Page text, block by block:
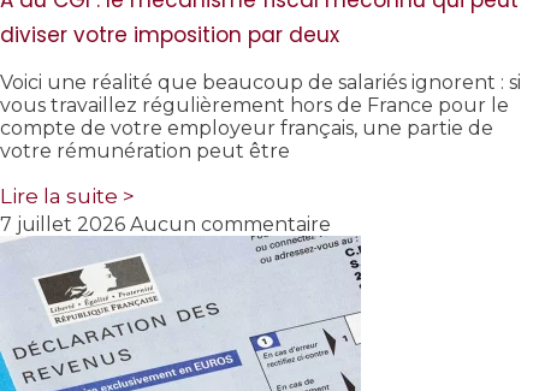
diviser votre imposition par deux
Voici une réalité que beaucoup de salariés ignorent : si
vous travaillez régulièrement hors de France pour le
compte de votre employeur français, une partie de
votre rémunération peut être
Lire la suite >
7 juillet 2026 Aucun commentaire